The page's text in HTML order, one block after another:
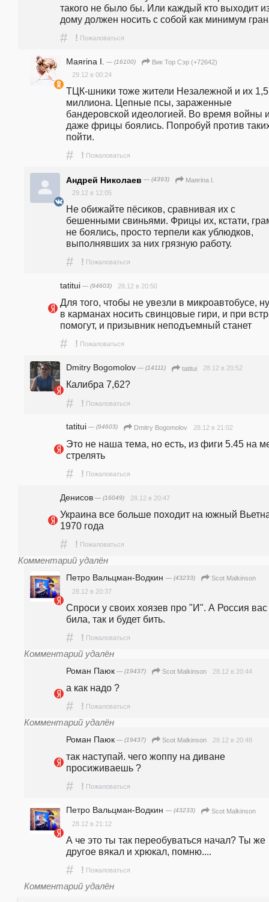
такого не было бы. Или каждый кто выходит
дому должен носить с собой как минимум
# ! Пожаловаться
Маяrina I. — (16100)
Вик Тор Сэр (+72642)
29.12 в 00:24
ТЦК-шники тоже жители Незалежной и их 1,5
миллиона. Цепные псы, зараженные
бандеровской идеологией. Во время войны
даже фрицы боялись. Попробуй против
пойти.
# ! Пожаловаться
Андрей Николаев — (4393)
Маяrina I.
29.12 в 12:05
Не обижайте пёсиков, сравнивая их с
бешенными свиньями. Фрицы их, кстати,
не боялись, просто терпели как ублюдков,
выполнявших за них грязную работу.
# ! Пожаловаться
tatitui — (94603) 28.12 в 20:50
Для того, чтобы не увезли в микроавтобусе,
в карманах носить свинцовые гири, и при
помогут, и призывник неподъемный станет
# ! Пожаловаться
Dmitry Bogomolov — (14111) tatitui 28.12 в 20:52
Калибра 7,62?
# ! Пожаловаться
tatitui — (94603) Dmitry Bogomolov 28.12 в 21:02
Это не наша тема, но есть, из фиги 5.45 на
стрелять
# ! Пожаловаться
Денисов — (16049) 28.12 в 20:47
Украина все больше походит на южный
1970 года
# ! Пожаловаться
Комментарий удалён
Петро Вальцман-Водкин — (43233)
Scot Malkinson
28.12 в 20:37
Спроси у своих хоязев про "И". А Россия вас
била, так и будет бить.
# ! Пожаловаться
Комментарий удалён
Роман Паюк — (19437) Scot Malkinson 28.12 в 20:44
а как надо ?
# ! Пожаловаться
Комментарий удалён
Роман Паюк — (19437) Scot Malkinson 28.12 в 20:48
так наступай. чего жоппу на диване
просиживаешь ?
# ! Пожаловаться
Петро Вальцман-Водкин — (43233)
Scot Malkinson
28.12 в 21:12
А че это ты так переобуваться начал? Ты же
другое вякал и хрюкал, помню....
# ! Пожаловаться
Комментарий удалён